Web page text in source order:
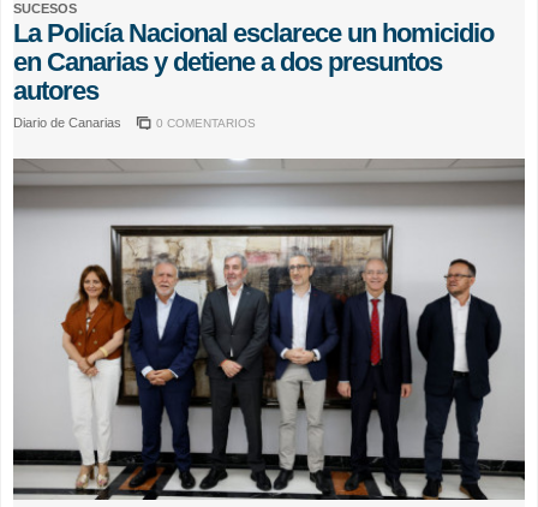
SUCESOS
La Policía Nacional esclarece un homicidio
en Canarias y detiene a dos presuntos
autores
Diario de Canarias 0 COMENTARIOS